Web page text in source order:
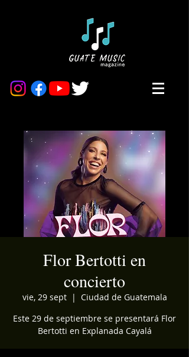
Flor Bertotti en
concierto
vie, 29 sept
  |
Ciudad de Guatemala
Este 29 de septiembre se presentará Flor
Bertotti en Explanada Cayalá